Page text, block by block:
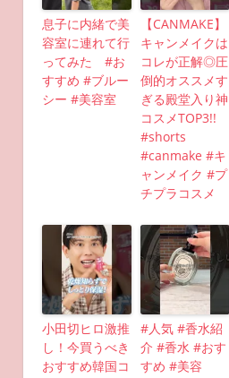
息子に内緒で美
容室に連れて行
ってみた #お
すすめ #ブルー
シー #美容室
【CANMAKE】
キャンメイクは
コレが正解◎圧
倒的オススメす
ぎる殿堂入り神
コスメTOP3!!
#shorts
#canmake #キ
ャンメイク #プ
チプラコスメ
小田切ヒロ激推
し！今買うべき
おすすめ韓国コ
#人気 #香水紹
介 #香水 #おす
すめ #美容